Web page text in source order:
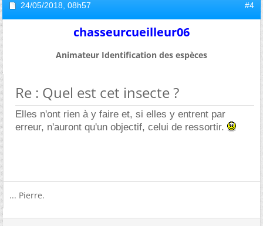
24/05/2018, 08h57 #4
chasseurcueilleur06
Animateur Identification des espèces
Re : Quel est cet insecte ?
Elles n'ont rien à y faire et, si elles y entrent par
erreur, n'auront qu'un objectif, celui de ressortir.
... Pierre.